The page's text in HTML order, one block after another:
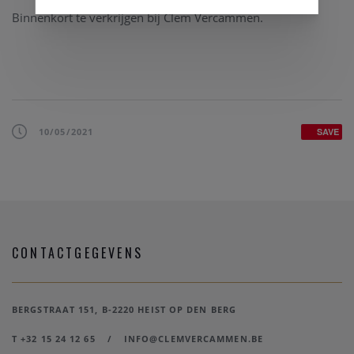
Binnenkort te verkrijgen bij Clem Vercammen.
10/05/2021 SAVE
CONTACTGEGEVENS
BERGSTRAAT 151, B-2220 HEIST OP DEN BERG
T +32 15 24 12 65 / INFO@CLEMVERCAMMEN.BE